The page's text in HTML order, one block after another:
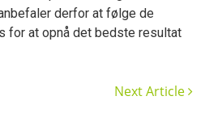
derfor at følge de
for at opnå det bedste resultat
Next Article